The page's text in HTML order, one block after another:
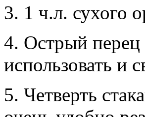
3. 1 ч.л. сухого
4. Острый
использовать и
5. Четверть